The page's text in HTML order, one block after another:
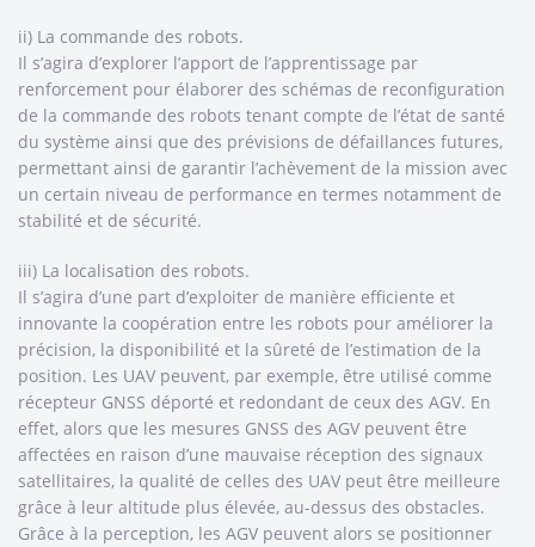
ii) La commande des robots.
Il s’agira d’explorer l’apport de l’apprentissage par
renforcement pour élaborer des schémas de reconfiguration
de la commande des robots tenant compte de l’état de santé
du système ainsi que des prévisions de défaillances futures,
permettant ainsi de garantir l’achèvement de la mission avec
un certain niveau de performance en termes notamment de
stabilité et de sécurité.
iii) La localisation des robots.
Il s’agira d’une part d’exploiter de manière efficiente et
innovante la coopération entre les robots pour améliorer la
précision, la disponibilité et la sûreté de l’estimation de la
position. Les UAV peuvent, par exemple, être utilisé comme
récepteur GNSS déporté et redondant de ceux des AGV. En
effet, alors que les mesures GNSS des AGV peuvent être
affectées en raison d’une mauvaise réception des signaux
satellitaires, la qualité de celles des UAV peut être meilleure
grâce à leur altitude plus élevée, au-dessus des obstacles.
Grâce à la perception, les AGV peuvent alors se positionner